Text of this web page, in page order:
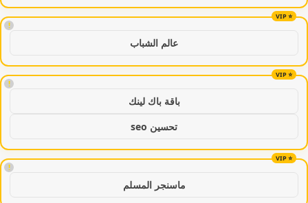
!
عالم الشباب
!
باقة باك لينك
تحسين seo
!
ماسنجر المسلم